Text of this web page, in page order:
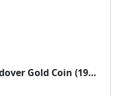
1997 0.5 oz Hong Kong Handover Gold Coin (1997 香港回歸紀念金幣 0.5盎司)